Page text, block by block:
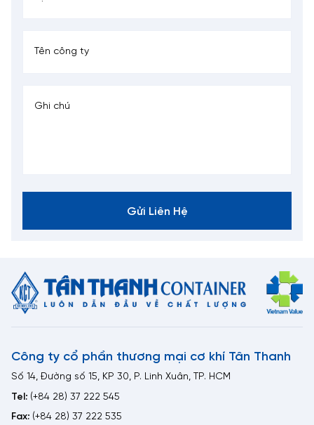
Gửi Liên Hệ
Công ty cổ phần thương mại cơ khí Tân Thanh
Số 14, Đường số 15, KP 30, P. Linh Xuân, TP. HCM
Tel: (+84 28) 37 222 545
Fax: (+84 28) 37 222 535